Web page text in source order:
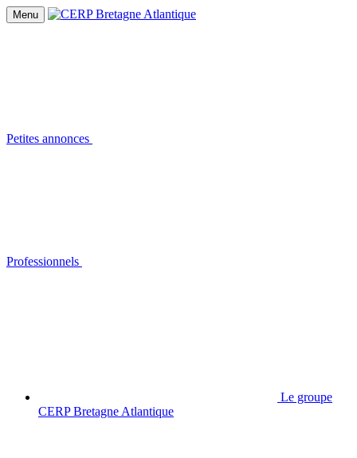
Menu
Petites annonces
Professionnels
Le groupe
CERP Bretagne Atlantique